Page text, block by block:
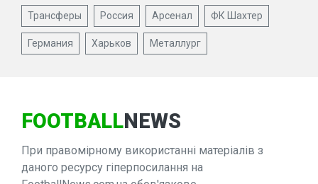
Трансферы Россия Арсенал ФК Шахтер
Германия Харьков Металлург
FOOTBALLNEWS
При правомірному використанні матеріалів з
даного ресурсу гіперпосилання на